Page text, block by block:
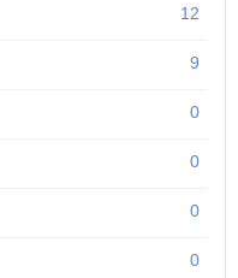
12
9
0
0
0
0